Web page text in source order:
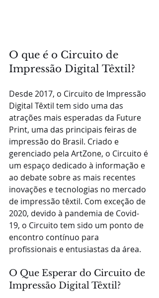
O que é o Circuito de
Impressão Digital Têxtil?
Desde 2017, o Circuito de Impressão
Digital Têxtil tem sido uma das
atrações mais esperadas da Future
Print, uma das principais feiras de
impressão do Brasil. Criado e
gerenciado pela ArtZone, o Circuito é
um espaço dedicado à informação e
ao debate sobre as mais recentes
inovações e tecnologias no mercado
de impressão têxtil. Com exceção de
2020, devido à pandemia de Covid-
19, o Circuito tem sido um ponto de
encontro contínuo para
profissionais e entusiastas da área.
O Que Esperar do Circuito de
Impressão Digital Têxtil?